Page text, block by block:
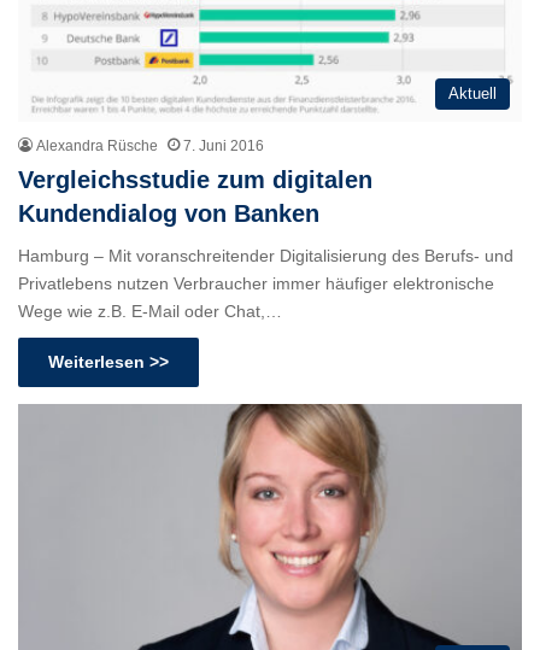
Aktuell
Alexandra Rüsche 7. Juni 2016
Vergleichsstudie zum digitalen
Kundendialog von Banken
Hamburg – Mit voranschreitender Digitalisierung des Berufs- und
Privatlebens nutzen Verbraucher immer häufiger elektronische
Wege wie z.B. E-Mail oder Chat,…
Weiterlesen >>